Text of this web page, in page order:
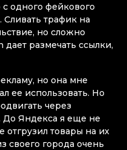
одного фейкового
Сливать трафик на
но сложно
размечать ссылки,
но она мне
ее использовать. Но
через
До Яндекса я еще не
отгрузил товары на их
своего города очень